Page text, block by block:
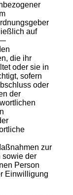
auf
—
die ihr
oder sie in
sofern
oder
der
zur
sowie der
Person
Einwilligung